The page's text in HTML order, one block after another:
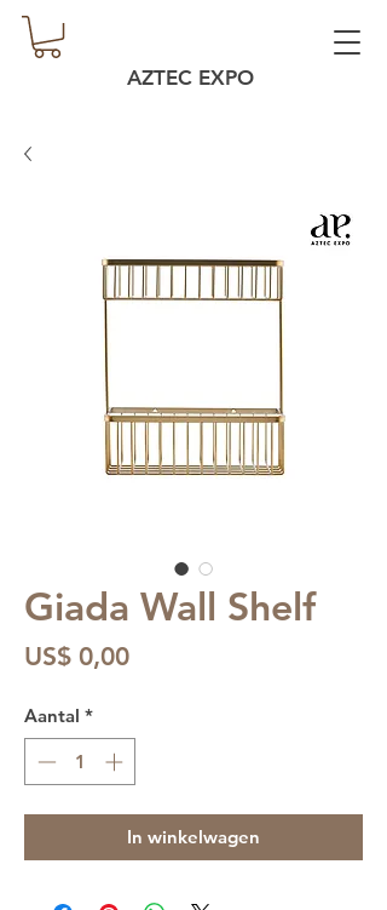
AZTEC EXPO
Giada Wall Shelf
US$ 0,00Prijs
Aantal *
In winkelwagen